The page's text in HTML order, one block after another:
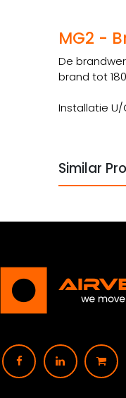
MG2 -
De
brand tot
Installatie
Similar